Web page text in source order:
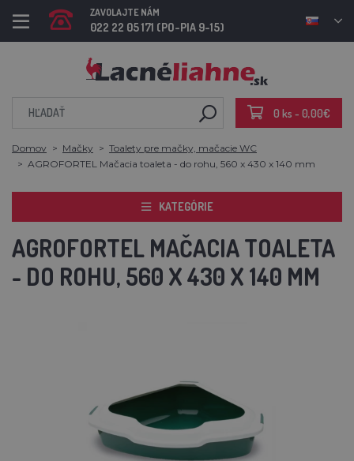
ZAVOLAJTE NÁM
022 22 05 171 (PO-PIA 9-15)
0 ks - 0,00€
Domov Mačky
Toalety pre mačky, mačacie WC
AGROFORTEL Mačacia toaleta - do rohu, 560 x 430 x 140 mm
KATEGÓRIE
AGROFORTEL MAČACIA TOALETA
- DO ROHU, 560 X 430 X 140 MM